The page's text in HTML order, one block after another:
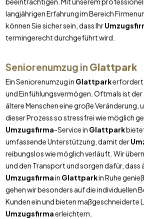
langjährigen Erfahrung im Bereich
können Sie sicher sein, dass Ihr
termingerecht durchgeführt wird.
Seniorenumzug in Glattpark
Ein Seniorenumzug in Glattparkerfordert
und Einfühlungsvermögen. Oftmals ist der
ältere Menschen eine große Veränderung,
dieser Prozess so stressfrei wie möglich
Umzugsfirma-Service in Glattpark
umfassende Unterstützung, damit der
reibungslos wie möglich verläuft. Wir
und den Transport und sorgen dafür, dass
Umzugsfirmain Glattparkin Ruhe
gehen wir besonders auf die individuellen
Kunden ein und bieten maßgeschneiderte
Umzugsfirmaerleichtern.